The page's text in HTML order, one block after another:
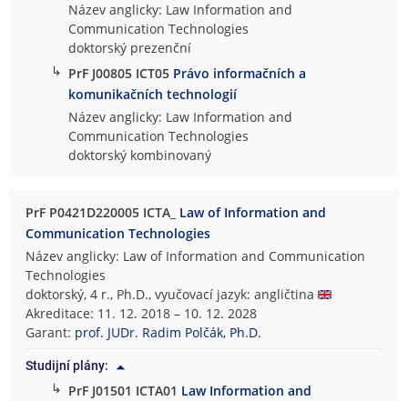
Název anglicky: Law Information and
Communication Technologies
doktorský prezenční
↳ PrF J00805 ICT05 Právo informačních a
komunikačních technologií
Název anglicky: Law Information and
Communication Technologies
doktorský kombinovaný
PrF P0421D220005 ICTA_ Law of Information and
Communication Technologies
Název anglicky: Law of Information and Communication
Technologies
doktorský, 4 r., Ph.D., vyučovací jazyk: angličtina
Akreditace: 11. 12. 2018 – 10. 12. 2028
Garant: prof. JUDr. Radim Polčák, Ph.D.
Studijní plány:
↳ PrF J01501 ICTA01 Law Information and